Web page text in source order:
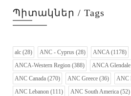
Պիտակներ / Tags
alc (28) ANC - Cyprus (28) ANCA(1178)
ANCA-Western Region (388) ANCA Glendale
ANC Canada (270) ANC Greece (36) ANC
ANC Lebanon (111) ANC South America (52)